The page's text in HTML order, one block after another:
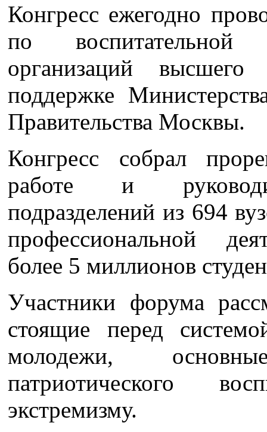
Конгресс ежегодно
по воспитательной
организаций
поддержке
Правительства Москвы.
Конгресс собрал
работе и
подразделений из 694
профессиональной
более 5 миллионов
Участники форума
стоящие перед
молодежи,
патриотического
экстремизму.